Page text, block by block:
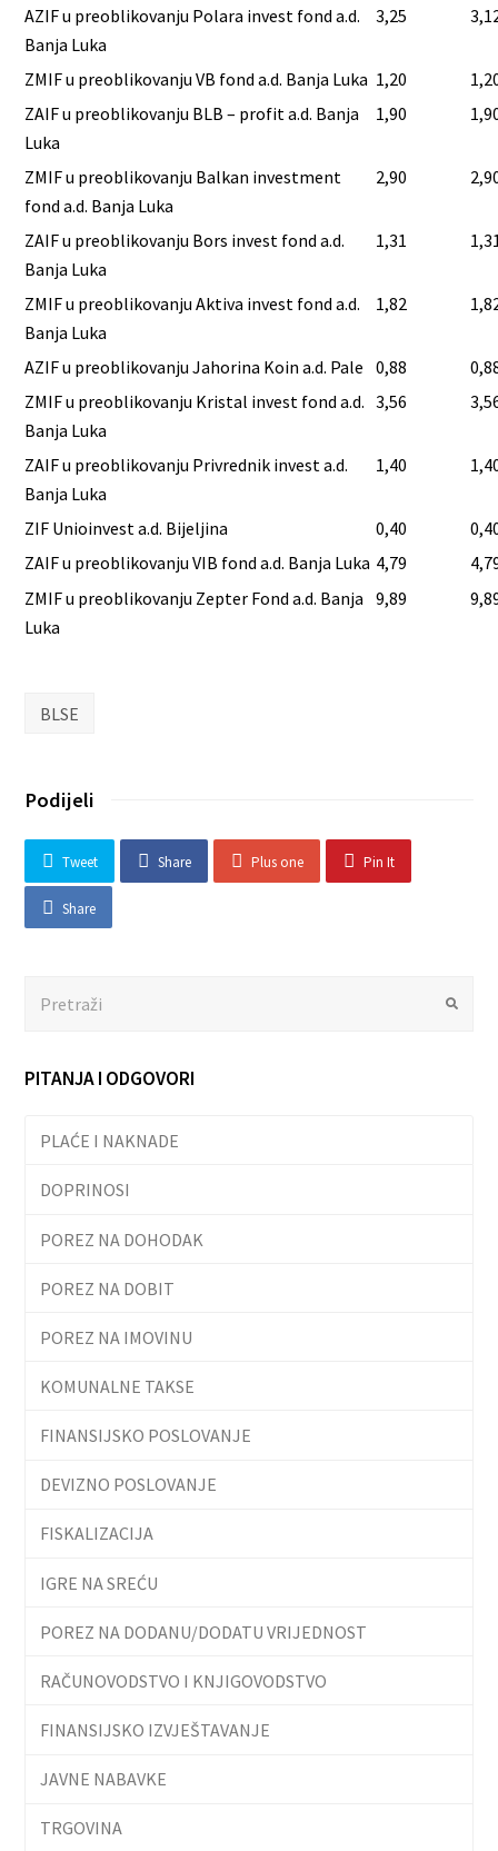
AZIF u preoblikovanju Polara invest fond a.d.
Banja Luka
3,25
ZMIF u preoblikovanju VB fond a.d. Banja Luka 1,20
ZAIF u preoblikovanju BLB – profit a.d. Banja
Luka
1,90
ZMIF u preoblikovanju Balkan investment
fond a.d. Banja Luka
2,90
ZAIF u preoblikovanju Bors invest fond a.d.
Banja Luka
1,31
ZMIF u preoblikovanju Aktiva invest fond a.d.
Banja Luka
1,82
AZIF u preoblikovanju Jahorina Koin a.d. Pale 0,88
ZMIF u preoblikovanju Kristal invest fond a.d.
Banja Luka
3,56
ZAIF u preoblikovanju Privrednik invest a.d.
Banja Luka
1,40
ZIF Unioinvest a.d. Bijeljina 0,40
ZAIF u preoblikovanju VIB fond a.d. Banja Luka 4,79
ZMIF u preoblikovanju Zepter Fond a.d. Banja
Luka
9,89
BLSE
Podijeli
Tweet Share Plus one Pin It
Share
Submit
PITANJA I ODGOVORI
PLAĆE I NAKNADE
DOPRINOSI
POREZ NA DOHODAK
POREZ NA DOBIT
POREZ NA IMOVINU
KOMUNALNE TAKSE
FINANSIJSKO POSLOVANJE
DEVIZNO POSLOVANJE
FISKALIZACIJA
IGRE NA SREĆU
POREZ NA DODANU/DODATU VRIJEDNOST
RAČUNOVODSTVO I KNJIGOVODSTVO
FINANSIJSKO IZVJEŠTAVANJE
JAVNE NABAVKE
TRGOVINA